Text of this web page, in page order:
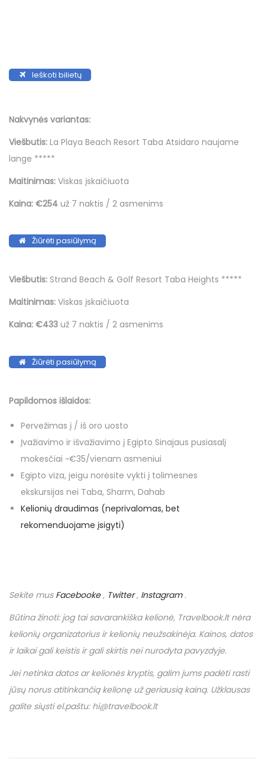
Ieškoti bilietų
Nakvynės variantas:
Viešbutis: La Playa Beach Resort Taba Atsidaro naujame
lange *****
Maitinimas: Viskas įskaičiuota
Kaina: €254 už 7 naktis / 2 asmenims
Žiūrėti pasiūlymą
Viešbutis: Strand Beach & Golf Resort Taba Heights *****
Maitinimas: Viskas įskaičiuota
Kaina: €433 už 7 naktis / 2 asmenims
Žiūrėti pasiūlymą
Papildomos išlaidos:
Pervežimas į / iš oro uosto
Įvažiavimo ir išvažiavimo į Egipto Sinajaus pusiasalį
mokesčiai ~€35/vienam asmeniui
Egipto viza, jeigu norėsite vykti į tolimesnes
ekskursijas nei Taba, Sharm, Dahab
Kelionių draudimas (neprivalomas, bet
rekomenduojame įsigyti)
Sekite mus Facebooke, Twitter, Instagram.
Būtina žinoti: jog tai savarankiška kelionė, Travelbook.ltnėra
kelionių organizatorius ir kelionių neužsakinėja. Kainos, datos
ir laikai gali keistis ir gali skirtis nei nurodyta pavyzdyje.
Jei netinka datos ar kelionės kryptis, galim jums padėti rasti
jūsų norus atitinkančią kelionę už geriausią kainą. Užklausas
galite siųsti el.paštu: hi@travelbook.lt